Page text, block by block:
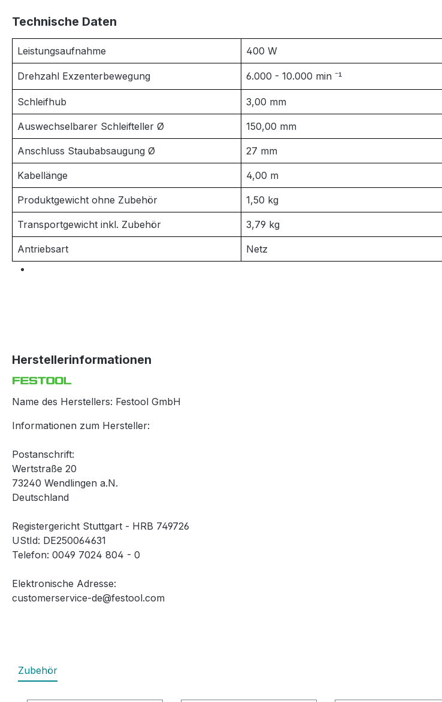
Technische Daten
Leistungsaufnahme 400 W
Drehzahl Exzenterbewegung 6.000 - 10.000 min ⁻¹
Schleifhub 3,00 mm
Auswechselbarer Schleifteller Ø 150,00 mm
Anschluss Staubabsaugung Ø 27 mm
Kabellänge 4,00 m
Produktgewicht ohne Zubehör 1,50 kg
Transportgewicht inkl. Zubehör 3,79 kg
Antriebsart Netz
Herstellerinformationen
Name des Herstellers: Festool GmbH
Informationen zum Hersteller:
Postanschrift:
Wertstraße 20
73240 Wendlingen a.N.
Deutschland
Registergericht Stuttgart - HRB 749726
UStId: DE250064631
Telefon: 0049 7024 804 - 0
Elektronische Adresse:
customerservice-de@festool.com
Zubehör